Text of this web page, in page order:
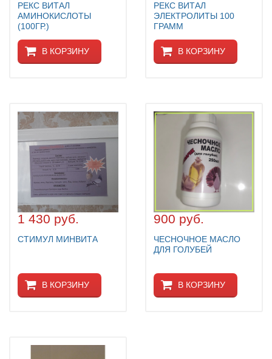
РЕКС ВИТАЛ
АМИНОКИСЛОТЫ
(100ГР.)
В КОРЗИНУ
РЕКС ВИТАЛ
ЭЛЕКТРОЛИТЫ 100
ГРАММ
В КОРЗИНУ
1 430 руб.
СТИМУЛ МИНВИТА
В КОРЗИНУ
900 руб.
ЧЕСНОЧНОЕ МАСЛО
ДЛЯ ГОЛУБЕЙ
В КОРЗИНУ